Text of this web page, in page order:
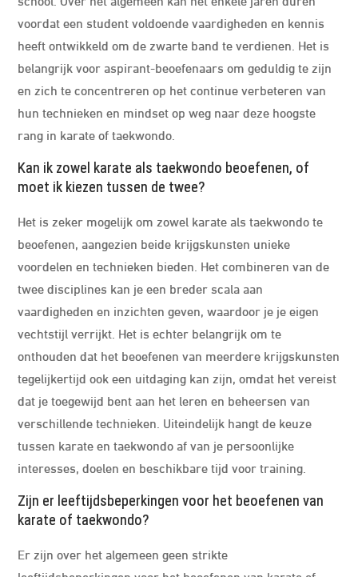
voordat een student voldoende vaardigheden en kennis
heeft ontwikkeld om de zwarte band te verdienen. Het is
belangrijk voor aspirant-beoefenaars om geduldig te zijn
en zich te concentreren op het continue verbeteren van
hun technieken en mindset op weg naar deze hoogste
rang in karate of taekwondo.
Kan ik zowel karate als taekwondo beoefenen, of
moet ik kiezen tussen de twee?
Het is zeker mogelijk om zowel karate als taekwondo te
beoefenen, aangezien beide krijgskunsten unieke
voordelen en technieken bieden. Het combineren van de
twee disciplines kan je een breder scala aan
vaardigheden en inzichten geven, waardoor je je eigen
vechtstijl verrijkt. Het is echter belangrijk om te
onthouden dat het beoefenen van meerdere krijgskunsten
tegelijkertijd ook een uitdaging kan zijn, omdat het vereist
dat je toegewijd bent aan het leren en beheersen van
verschillende technieken. Uiteindelijk hangt de keuze
tussen karate en taekwondo af van je persoonlijke
interesses, doelen en beschikbare tijd voor training.
Zijn er leeftijdsbeperkingen voor het beoefenen van
karate of taekwondo?
Er zijn over het algemeen geen strikte